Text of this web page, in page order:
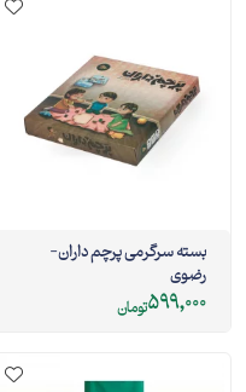
بسته سرگرمی پرچم داران-
رضوی
599,000تومان